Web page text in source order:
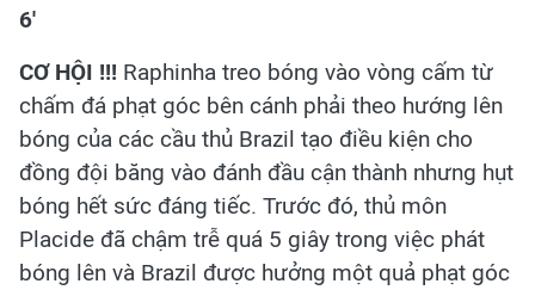
6'
CƠ HỘI !!! Raphinha treo bóng vào vòng cấm từ
chấm đá phạt góc bên cánh phải theo hướng lên
bóng của các cầu thủ Brazil tạo điều kiện cho
đồng đội băng vào đánh đầu cận thành nhưng hụt
bóng hết sức đáng tiếc. Trước đó, thủ môn
Placide đã chậm trễ quá 5 giây trong việc phát
bóng lên và Brazil được hưởng một quả phạt góc